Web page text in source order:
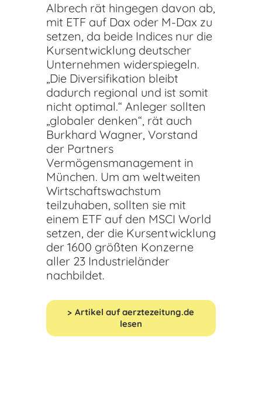
Albrech rät hingegen davon ab,
mit ETF auf Dax oder M-Dax zu
setzen, da beide Indices nur die
Kursentwicklung deutscher
Unternehmen widerspiegeln.
„Die Diversifikation bleibt
dadurch regional und ist somit
nicht optimal.“ Anleger sollten
„globaler denken“, rät auch
Burkhard Wagner, Vorstand
der Partners
Vermögensmanagement in
München. Um am weltweiten
Wirtschaftswachstum
teilzuhaben, sollten sie mit
einem ETF auf den MSCI World
setzen, der die Kursentwicklung
der 1600 größten Konzerne
aller 23 Industrieländer
nachbildet.
Artikel auf aerztezeitung.de
lesen